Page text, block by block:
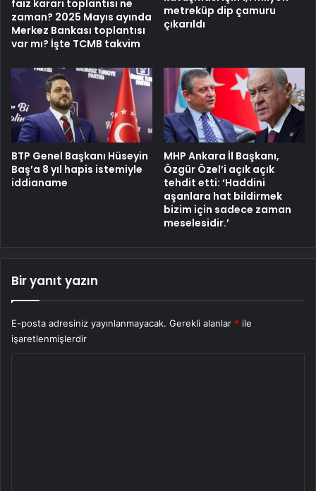
faiz kararı toplantısı ne
zaman? 2025 Mayıs ayında
Merkez Bankası toplantısı
var mı? İşte TCMB takvim
metreküp dip çamuru
çıkarıldı
BTP Genel Başkanı Hüseyin
Baş’a 8 yıl hapis istemiyle
iddianame
MHP Ankara İl Başkanı,
Özgür Özel’i açık açık
tehdit etti: ‘Haddini
aşanlara hat bildirmek
bizim için sadece zaman
meselesidir.’
Bir yanıt yazın
E-posta adresiniz yayınlanmayacak. Gerekli alanlar * ile
işaretlenmişlerdir